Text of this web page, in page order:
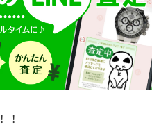
！